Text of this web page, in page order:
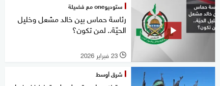
ستوديوone مع فضيلة
رئاسة حماس بين خالد مشعل وخليل
الحيّة.. لمن تكون؟
l 23 فبراير 2026
شرق أوسط